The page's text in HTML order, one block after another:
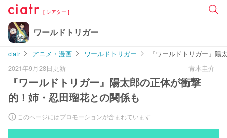
[ シアター ]
ワールドトリガー
ciatr アニメ・漫画 ワールドトリガー
『ワールドトリガー』
2021年9月28日更新
青木圭介
『ワールドトリガー』陽太郎の正体が衝撃
的！姉・忍田瑠花との関係も
このページにはプロモーションが含まれています